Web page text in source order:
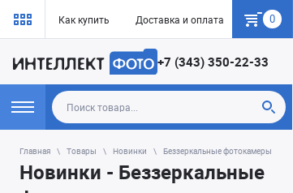
Как купить Доставка и оплата Гарантия
0
+7 (343) 350-22-33
Главная Товары Новинки Беззеркальные фотокамеры
Новинки - Беззеркальные